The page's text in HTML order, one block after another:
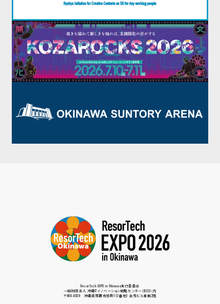
ResorTech EXPO in Okinawa実行委員会
一般財団法人 沖縄ITイノベーション戦略センター（ISCO）内
〒900-0029 沖縄県那覇市旭町112番地1 金秀ビル東館2階